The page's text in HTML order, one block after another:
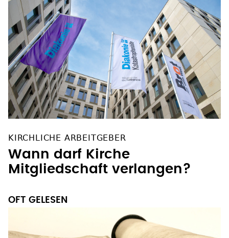
KIRCHLICHE ARBEITGEBER
Wann darf Kirche
Mitgliedschaft verlangen?
OFT GELESEN